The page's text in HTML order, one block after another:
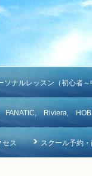
ソナルレッスン（初心者
FANATIC, Riviera,
セス スクール予約